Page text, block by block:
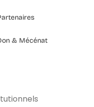
& Mécénat